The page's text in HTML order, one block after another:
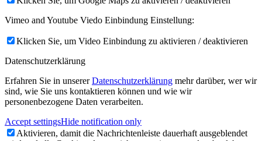
Vimeo and Youtube Viedo Einbindung Einstellung:
Klicken Sie, um Video Einbindung zu aktivieren / deaktivieren
Datenschutzerklärung
Erfahren Sie in unsererDatenschutzerklärung mehr darüber, wer wir
sind, wie Sie uns kontaktieren können und wie wir
personenbezogene Daten verarbeiten.
Accept settingsHide notification only
Aktivieren, damit die Nachrichtenleiste dauerhaft ausgeblendet